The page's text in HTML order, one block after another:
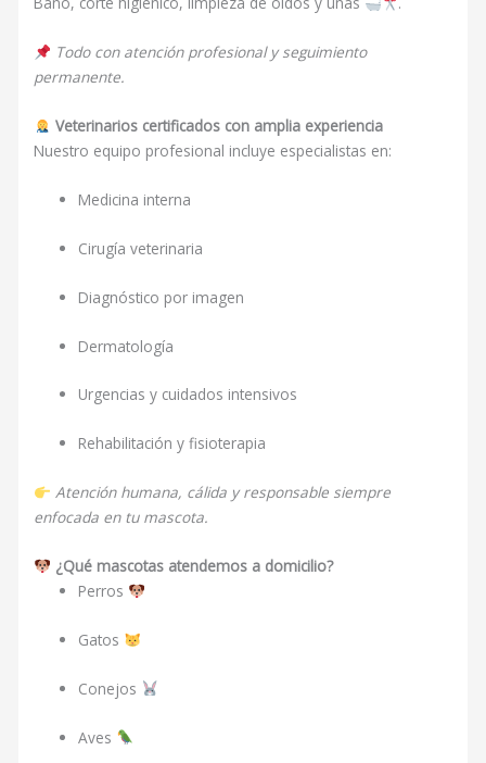
Todo con atención profesional y seguimiento
permanente.
Veterinarios certificados con amplia experiencia
Nuestro equipo profesional incluye especialistas en:
Medicina interna
Cirugía veterinaria
Diagnóstico por imagen
Dermatología
Urgencias y cuidados intensivos
Rehabilitación y fisioterapia
Atención humana, cálida y responsable siempre
enfocada en tu mascota.
¿Qué mascotas atendemos a domicilio?
Perros
Gatos
Conejos
Aves